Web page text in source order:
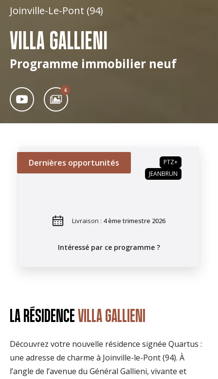
Joinville-Le-Pont (94)
VILLA GALLIENI
Programme immobilier neuf
4
PTZ+
JEANBRUN
Dernières opportunités
Livraison : 4 ème trimestre 2026
Intéressé par ce programme ?
LA RÉSIDENCEVILLA GALLIENI
Découvrez votre nouvelle résidence signée Quartus :
une adresse de charme à Joinville-le-Pont (94). À
l’angle de l’avenue du Général Gallieni, vivante et